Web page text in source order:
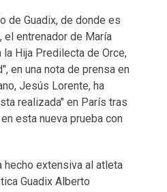
de Guadix, de donde es
el entrenador de María
Hija Predilecta de Orce,
en una nota de prensa en
Jesús Lorente, ha
realizada" en París tras
esta nueva prueba con
hecho extensiva al atleta
Guadix Alberto